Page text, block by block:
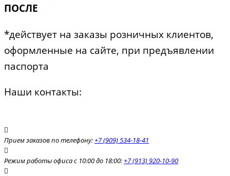
ПОСЛЕ
*действует на заказы розничных клиентов,
оформленные на сайте, при предъявлении
паспорта
Наши контакты:
Прием заказов по телефону:+7 (909) 534-18-41
Режим работы офиса с 10:00 до 18:00:+7 (913) 920-10-90